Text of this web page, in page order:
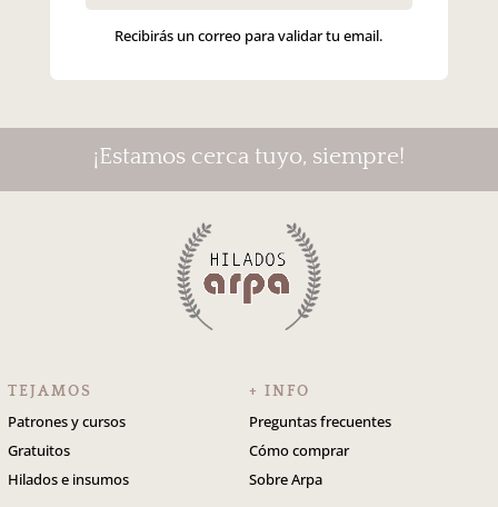
Recibirás un correo para validar tu email.
¡Estamos cerca tuyo, siempre!
TEJAMOS
Patrones y cursos
Gratuitos
Hilados e insumos
+ INFO
Preguntas frecuentes
Cómo comprar
Sobre Arpa